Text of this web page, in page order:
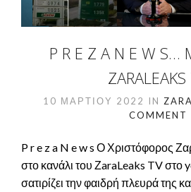
P R E Z A N E W
10 ΜΑΡΤΊΟΥ 2022 IN
COMMENT
P r e z a N e w s Ο Χριστόφορος
στο κανάλι του ΖaraLeaks TV στο
σατιρίζει την φαιδρή πλευρά της